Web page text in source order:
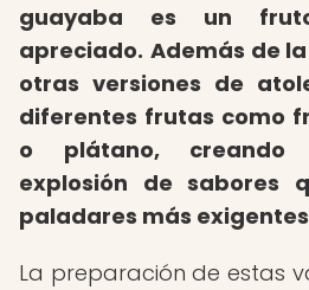
guayaba es un
apreciado. Además de
otras versiones de
diferentes frutas como
o plátano, creando
explosión de sabores
paladares más
La preparación de estas